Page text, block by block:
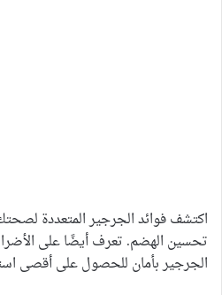
اكتشف فوائد الجرجير المتعددة
تحسين الهضم. تعرف أيضًا على
الجرجير بأمان للحصول على أقصى